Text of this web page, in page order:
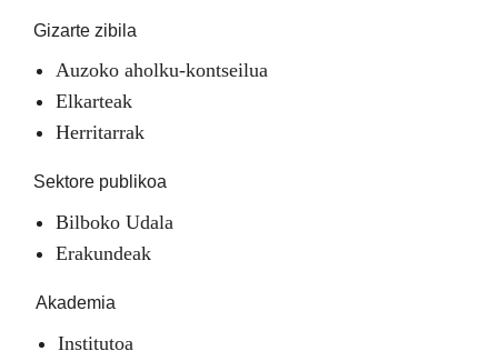
Gizarte zibila
Auzoko aholku-kontseilua
Elkarteak
Herritarrak
Sektore publikoa
Bilboko Udala
Erakundeak
Akademia
Institutoa